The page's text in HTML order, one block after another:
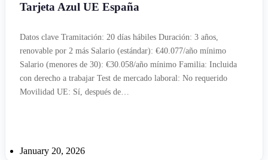
Tarjeta Azul UE España
Datos clave Tramitación: 20 días hábiles Duración: 3 años,
renovable por 2 más Salario (estándar): €40.077/año mínimo
Salario (menores de 30): €30.058/año mínimo Familia: Incluida
con derecho a trabajar Test de mercado laboral: No requerido
Movilidad UE: Sí, después de…
January 20, 2026